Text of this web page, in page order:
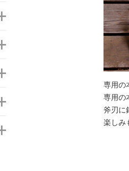
専用の
専用の
斧刃に
楽しみ